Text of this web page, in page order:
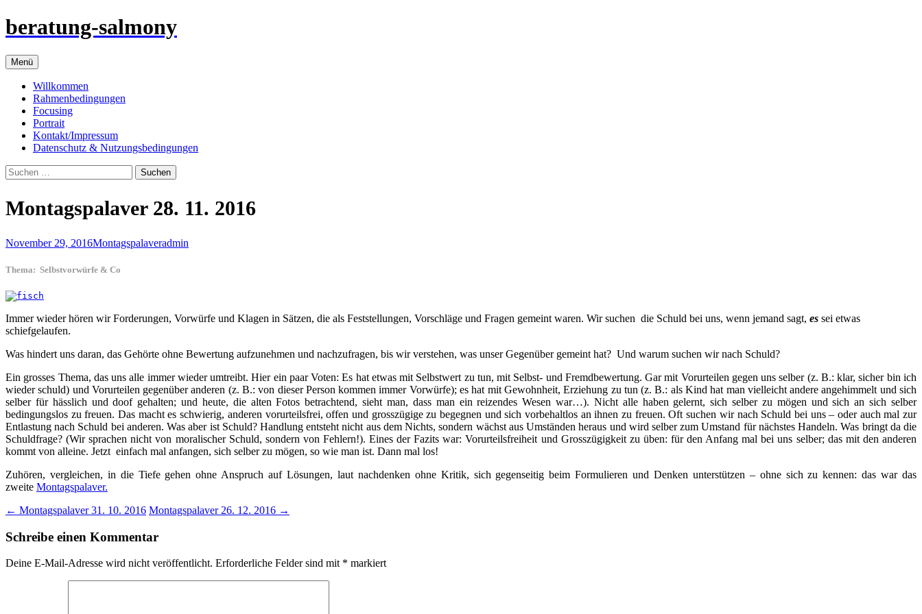
Zum
Inhalt
beratung-salmony
Menü
Willkommen
Rahmenbedingungen
Focusing
Portrait
Kontakt/Impressum
Datenschutz & Nutzungsbedingungen
Suchen
nach:
Montagspalaver 28. 11. 2016
November 29, 2016Montagspalaveradmin
Thema: Selbstvorwürfe & Co
Immer wieder hören wir Forderungen, Vorwürfe und Klagen in Sätzen, die als Feststellungen, Vorschläge und Fragen gemeint waren. Wir suchen die Schuld bei uns, wenn jemand sagt, es sei etwas
schiefgelaufen.
Was hindert uns daran, das Gehörte ohne Bewertung aufzunehmen und nachzufragen, bis wir verstehen, was unser Gegenüber gemeint hat? Und warum suchen wir nach Schuld?
Ein grosses Thema, das uns alle immer wieder umtreibt. Hier ein paar Voten: Es hat etwas mit Selbstwert zu tun, mit Selbst- und Fremdbewertung. Gar mit Vorurteilen gegen uns selber (z. B.: klar, sicher bin ich
wieder schuld) und Vorurteilen gegenüber anderen (z. B.: von dieser Person kommen immer Vorwürfe); es hat mit Gewohnheit, Erziehung zu tun (z. B.: als Kind hat man vielleicht andere angehimmelt und sich
selber für hässlich und doof gehalten; und heute, die alten Fotos betrachtend, sieht man, dass man ein reizendes Wesen war…). Nicht alle haben gelernt, sich selber zu mögen und sich an sich selber
bedingungslos zu freuen. Das macht es schwierig, anderen vorurteilsfrei, offen und grosszügige zu begegnen und sich vorbehaltlos an ihnen zu freuen. Oft suchen wir nach Schuld bei uns – oder auch mal zur
Entlastung nach Schuld bei anderen. Was aber ist Schuld? Handlung entsteht nicht aus dem Nichts, sondern wächst aus Umständen heraus und wird selber zum Umstand für nächstes Handeln. Was bringt da die
Schuldfrage? (Wir sprachen nicht von moralischer Schuld, sondern von Fehlern!). Eines der Fazits war: Vorurteilsfreiheit und Grosszügigkeit zu üben: für den Anfang mal bei uns selber; das mit den anderen
kommt von alleine. Jetzt einfach mal anfangen, sich selber zu mögen, so wie man ist. Dann mal los!
Zuhören, vergleichen, in die Tiefe gehen ohne Anspruch auf Lösungen, laut nachdenken ohne Kritik, sich gegenseitig beim Formulieren und Denken unterstützen – ohne sich zu kennen: das war das
zweite Montagspalaver.
Beitragsnavigation
← Montagspalaver 31. 10. 2016 Montagspalaver 26. 12. 2016 →
Schreibe einen Kommentar
Deine E-Mail-Adresse wird nicht veröffentlicht. Erforderliche Felder sind mit * markiert